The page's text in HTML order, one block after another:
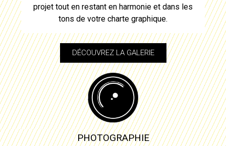
projet tout en restant en harmonie et dans les
tons de votre charte graphique.
DÉCOUVREZ LA GALERIE
PHOTOGRAPHIE